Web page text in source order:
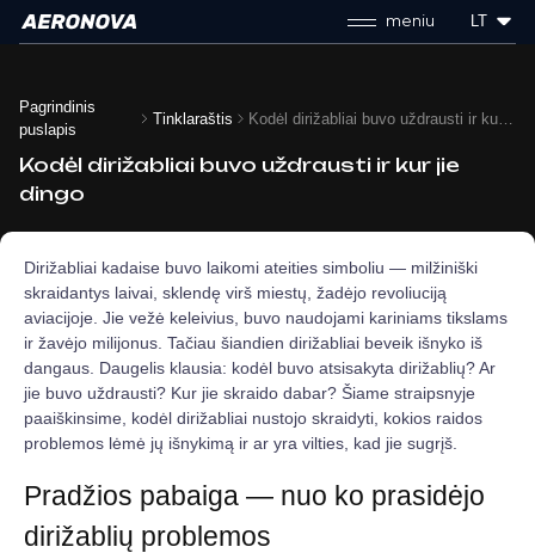
meniu LT
Pagrindinis
puslapis
Tinklaraštis
Kodėl dirižabliai buvo uždrausti ir kur jie
dingo
Dirižabliai kadaise buvo laikomi ateities simboliu — milžiniški
skraidantys laivai, sklendę virš miestų, žadėjo revoliuciją
aviacijoje. Jie vežė keleivius, buvo naudojami kariniams tikslams
ir žavėjo milijonus. Tačiau šiandien dirižabliai beveik išnyko iš
dangaus. Daugelis klausia: kodėl buvo atsisakyta dirižablių? Ar
jie buvo uždrausti? Kur jie skraido dabar? Šiame straipsnyje
paaiškinsime, kodėl dirižabliai nustojo skraidyti, kokios raidos
problemos lėmė jų išnykimą ir ar yra vilties, kad jie sugrįš.
Pradžios pabaiga — nuo ko prasidėjo
dirižablių problemos